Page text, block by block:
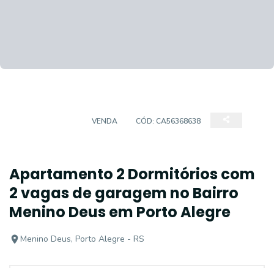
VENDA CÓD: CA56368638
Apartamento 2 Dormitórios com
2 vagas de garagem no Bairro
Menino Deus em Porto Alegre
Menino Deus, Porto Alegre - RS